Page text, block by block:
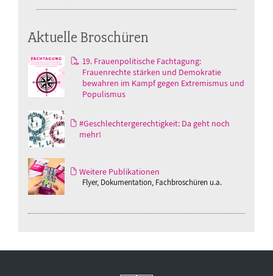
Aktuelle Broschüren
19. Frauenpolitische Fachtagung:
Frauenrechte stärken und Demokratie
bewahren im Kampf gegen Extremismus und
Populismus
#Geschlechtergerechtigkeit: Da geht noch
mehr!
Weitere Publikationen
Flyer, Dokumentation, Fachbroschüren u.a.